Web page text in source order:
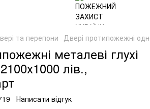
та перепони Двері протипожежні
металеві глухі
лів.,
Написати відгук